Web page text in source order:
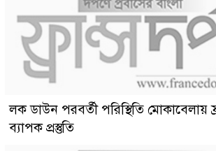
লক ডাউন পরবর্তী পরিস্থিতি মোকাবেলায়
ব্যাপক প্রস্তুতি